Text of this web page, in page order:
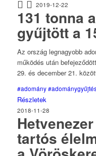
2019-12-22
131 tonna
gyűjtött a
Az ország legnagyobb
működés után
29. és december 21.
#adomány
Részletek
2018-11-28
tartós